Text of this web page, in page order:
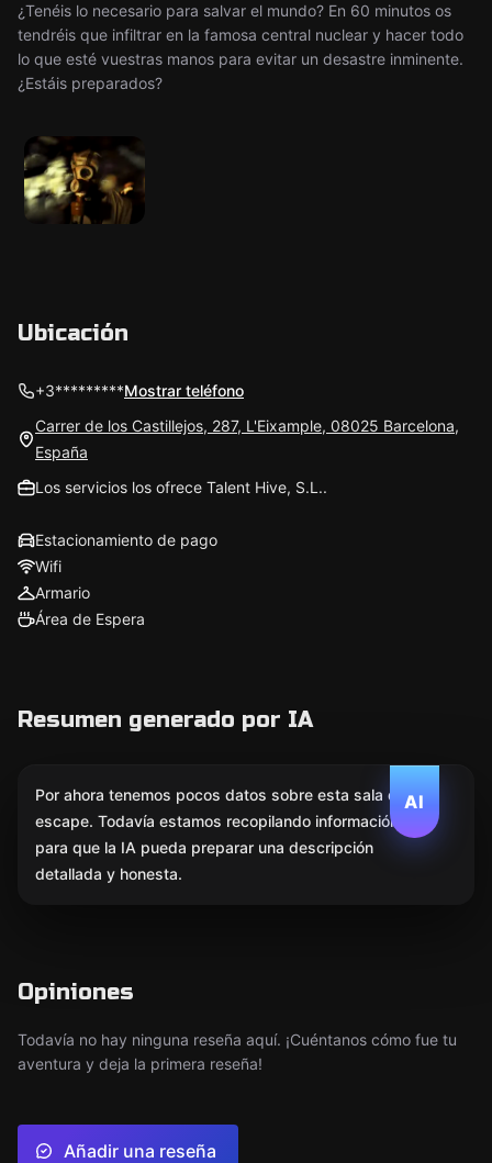
¿Tenéis lo necesario para salvar el mundo? En 60 minutos os
tendréis que infiltrar en la famosa central nuclear y hacer todo
lo que esté vuestras manos para evitar un desastre inminente.
¿Estáis preparados?
Ubicación
+3*********Mostrar teléfono
Carrer de los Castillejos, 287, L'Eixample, 08025 Barcelona,
España
Los servicios los ofrece Talent Hive, S.L..
Estacionamiento de pago
Wifi
Armario
Área de Espera
Resumen generado por IA
AI
Por ahora tenemos pocos datos sobre esta sala de
escape. Todavía estamos recopilando información
para que la IA pueda preparar una descripción
detallada y honesta.
Opiniones
Todavía no hay ninguna reseña aquí. ¡Cuéntanos cómo fue tu
aventura y deja la primera reseña!
Añadir una reseña